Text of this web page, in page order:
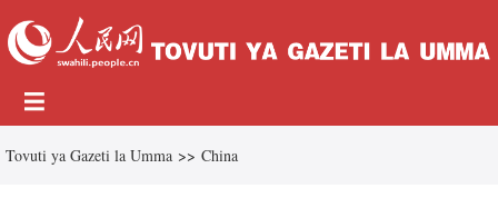
Tovuti ya Gazeti la Umma >> China